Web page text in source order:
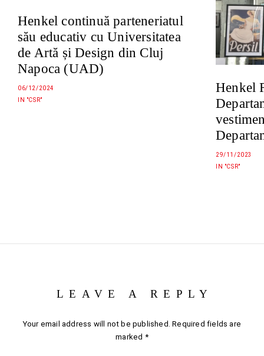
Henkel continuă parteneriatul
său educativ cu Universitatea
de Artă și Design din Cluj
Napoca (UAD)
06/12/2024
IN "CSR"
Henkel
29/11/2023
IN "CSR"
LEAVE A REPLY
Your email address will not be published. Required fields are
marked *